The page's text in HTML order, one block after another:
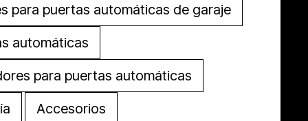
para puertas automáticas de garaje
automáticas
para puertas automáticas
Accesorios